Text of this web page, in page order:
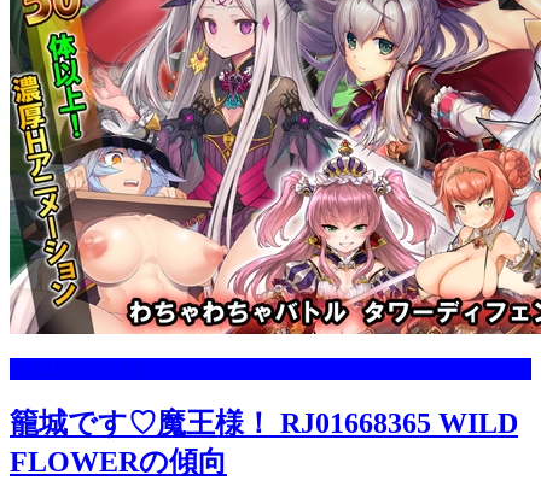
籠城です♡魔王様！ RJ01668365 WILD
FLOWERの傾向